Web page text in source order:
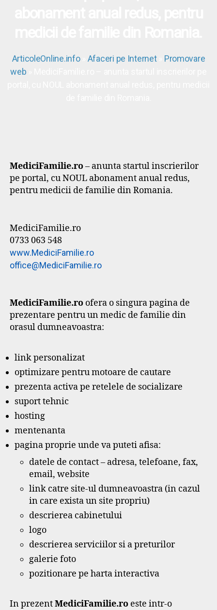
ArticoleOnline.info» Afaceri pe Internet» Promovare
web
MediciFamilie.ro– anunta startul inscrierilor
pe portal, cu NOUL abonament anual redus,
pentru medicii de familie din Romania.
MediciFamilie.ro
0733 063 548
www.MediciFamilie.ro
office@MediciFamilie.ro
MediciFamilie.ro ofera o singura pagina de
prezentare pentru un medic de familie din
orasul dumneavoastra:
link personalizat
optimizare pentru motoare de cautare
prezenta activa pe retelele de socializare
suport tehnic
hosting
mentenanta
pagina proprie unde va puteti afisa:
datele de contact – adresa, telefoane, fax,
email, website
link catre site-ul dumneavoastra (in cazul
in care exista un site propriu)
descrierea cabinetului
logo
descrierea serviciilor si a preturilor
galerie foto
pozitionare pe harta interactiva
In prezentMediciFamilie.ro este intr-o